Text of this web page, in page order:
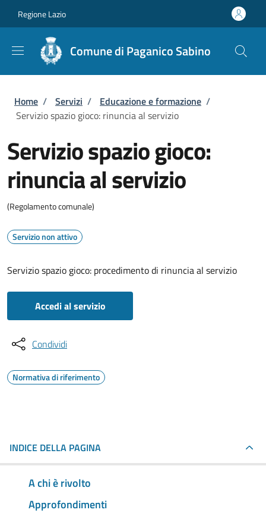
Regione Lazio
Comune di Paganico Sabino
Briciole di pane
Home / Servizi / Educazione e formazione /
Servizio spazio gioco: rinuncia al servizio
Servizio spazio gioco:
rinuncia al servizio
(Regolamento comunale)
Servizio non attivo
Servizio spazio gioco: procedimento di rinuncia al servizio
Accedi al servizio
Condividi
Normativa di riferimento
INDICE DELLA PAGINA
A chi è rivolto
Approfondimenti